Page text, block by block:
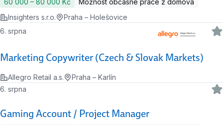
60 000 ‍–‍ 80 000 Kč
Možnost občasné práce z domova
Insighters s.r.o.
Praha – Holešovice
Marketing Copywriter (Czech & Slovak Markets)
6. srpna
Allegro Retail a.s. Praha – Karlín
Gaming Account / Project Manager
6. srpna